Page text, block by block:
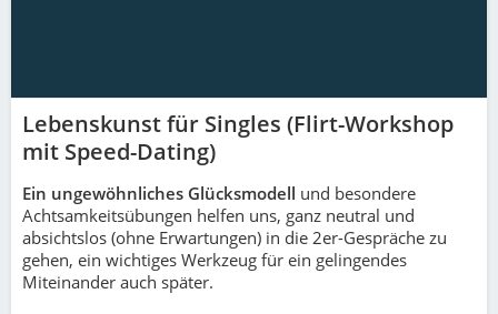
Lebenskunst für Singles (Flirt-Workshop
mit Speed-Dating)
Ein ungewöhnliches Glücksmodell und besondere
Achtsamkeitsübungen helfen uns, ganz neutral und
absichtslos (ohne Erwartungen) in die 2er-Gespräche zu
gehen, ein wichtiges Werkzeug für ein gelingendes
Miteinander auch später.